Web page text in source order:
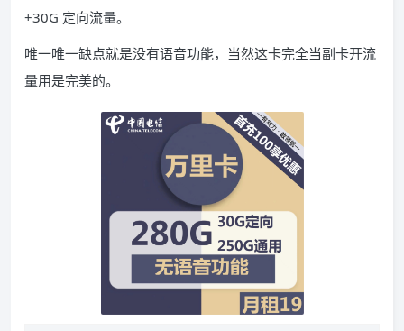
+30G 定向流量。
唯一唯一缺点就是没有语音功能，当然这卡完全当副卡开流
量用是完美的。